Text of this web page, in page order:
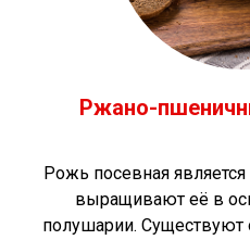
Ржано-
Рожь посевная
выращивают её в
полушарии.